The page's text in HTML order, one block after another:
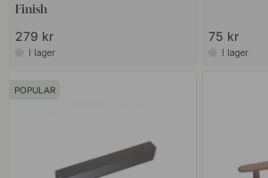
Finish
279 kr
I lager
75 kr
I lager
POPULAR